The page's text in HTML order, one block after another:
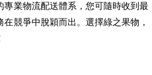
專業物流配送體系，您可隨時收到最
競爭中脫穎而出。選擇綠之果物，